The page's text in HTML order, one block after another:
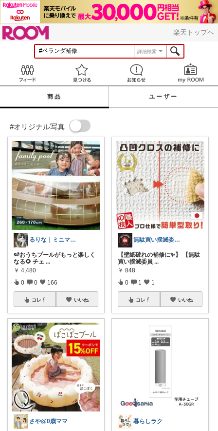
楽天トップへ
詳細検索
見つける お知らせ
商品 ユーザー
#オリジナル写真
るりな｜ミニマルに暮らしたいワーママ🌱
🍉おうちプールがもっと楽しく
なる🌻 チェ ...
￥ 4,480
0 0 166
コレ いいね
さや@0歳ママ
無駄買い撲滅委員長の50代＠楽天ガチ勢
【壁紙破れの補修に✨】 【無駄
買い撲滅委員 ...
￥ 848
0 1 1
コレ いいね
暮らしラク